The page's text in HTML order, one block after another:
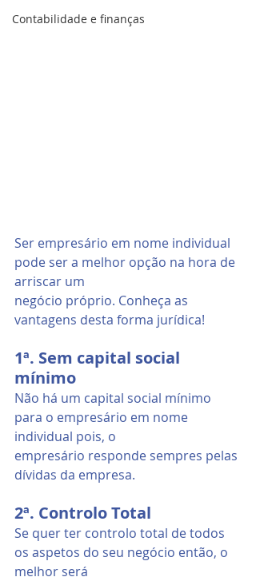
Contabilidade e finanças
Ser empresário em nome individual
pode ser a melhor opção na hora de
arriscar um
negócio próprio. Conheça as
vantagens desta forma jurídica!
1ª. Sem capital social
mínimo
Não há um capital social mínimo
para o empresário em nome
individual pois, o
empresário responde sempres pelas
dívidas da empresa.
2ª. Controlo Total
Se quer ter controlo total de todos
os aspetos do seu negócio então, o
melhor será